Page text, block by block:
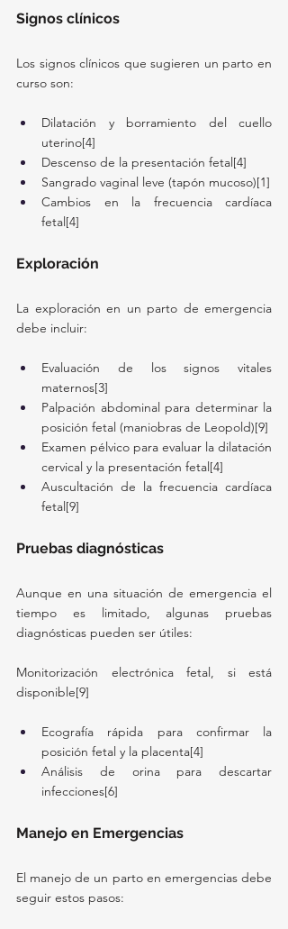
Signos clínicos
Los signos clínicos que sugieren un parto en
curso son:
Dilatación y borramiento del cuello
uterino[4]
Descenso de la presentación fetal[4]
Sangrado vaginal leve (tapón mucoso)[1]
Cambios en la frecuencia cardíaca
fetal[4]
Exploración
La exploración en un parto de emergencia
debe incluir:
Evaluación de los signos vitales
maternos[3]
Palpación abdominal para determinar la
posición fetal (maniobras de Leopold)[9]
Examen pélvico para evaluar la dilatación
cervical y la presentación fetal[4]
Auscultación de la frecuencia cardíaca
fetal[9]
Pruebas diagnósticas
Aunque en una situación de emergencia el
tiempo es limitado, algunas pruebas
diagnósticas pueden ser útiles:
Monitorización electrónica fetal, si está
disponible[9]
Ecografía rápida para confirmar la
posición fetal y la placenta[4]
Análisis de orina para descartar
infecciones[6]
Manejo en Emergencias
El manejo de un parto en emergencias debe
seguir estos pasos: